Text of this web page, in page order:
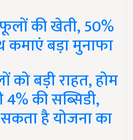
की खेती, 50%
कमाएं बड़ा मुनाफा
को बड़ी राहत, होम
की सब्सिडी,
है योजना का